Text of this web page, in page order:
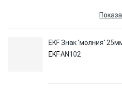
EKF Знак 'молния'
EKFAN102